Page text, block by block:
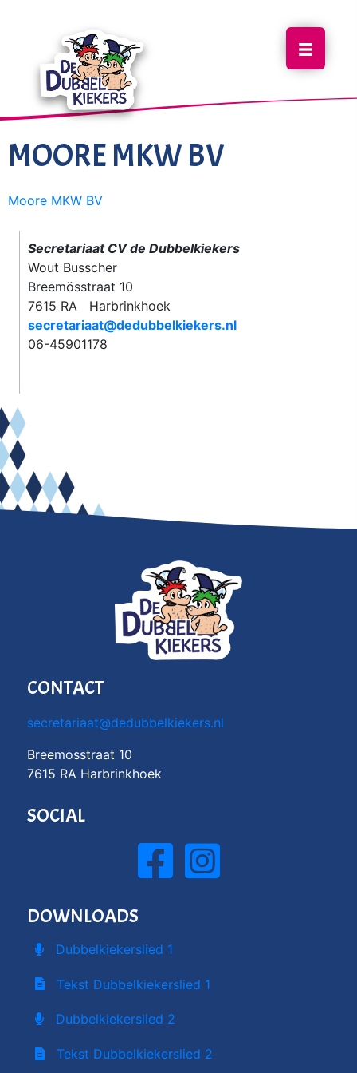
MOORE MKW BV
Moore MKW BV
Secretariaat CV de Dubbelkiekers
Wout Busscher
Breemösstraat 10
7615 RA Harbrinkhoek
secretariaat@dedubbelkiekers.nl
06-45901178
CONTACT
secretariaat@dedubbelkiekers.nl
Breemosstraat 10
7615 RA Harbrinkhoek
SOCIAL
DOWNLOADS
Dubbelkiekerslied 1
Tekst Dubbelkiekerslied 1
Dubbelkiekerslied 2
Tekst Dubbelkiekerslied 2